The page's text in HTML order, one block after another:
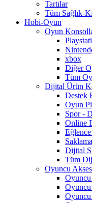
Tartılar
Tüm Sağlık-
Hobi-Oyun
Oyun
xbox
Diğer
Tüm
Dijital Ürün
Destek
Oyun
Spor -
Online
Dijital
Tüm
Oyuncu
Oyuncu
Oyuncu